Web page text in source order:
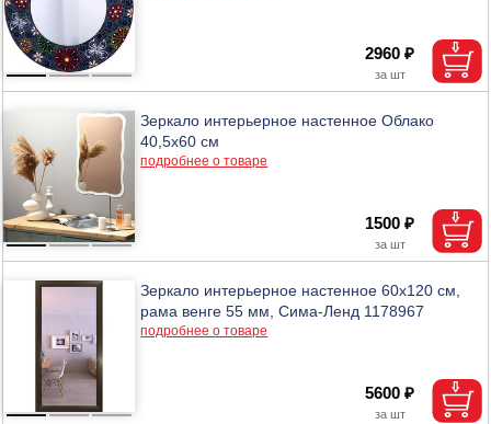
2960 ₽
Зеркало интерьерное настенное Облако
40,5х60 см
подробнее о товаре
1500 ₽
Зеркало интерьерное настенное 60х120 см,
рама венге 55 мм, Сима-Ленд 1178967
подробнее о товаре
5600 ₽